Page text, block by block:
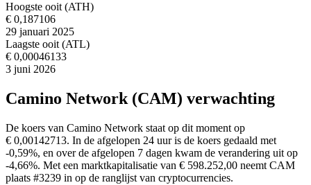
Hoogste ooit (ATH)
€ 0,187106
29 januari 2025
Laagste ooit (ATL)
€ 0,00046133
3 juni 2026
Camino Network (CAM) verwachting
De koers van Camino Network staat op dit moment op
€ 0,00142713. In de afgelopen 24 uur is de koers gedaald met
-0,59%, en over de afgelopen 7 dagen kwam de verandering uit op
-4,66%. Met een marktkapitalisatie van € 598.252,00 neemt CAM
plaats #3239 in op de ranglijst van cryptocurrencies.